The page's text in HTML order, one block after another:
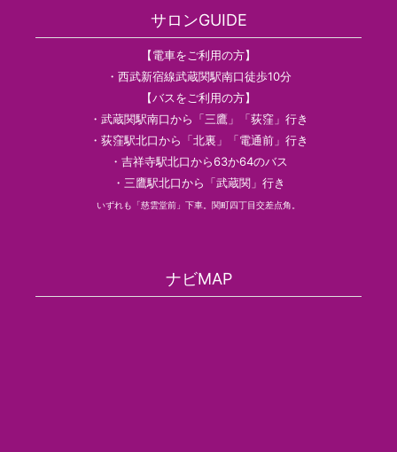
サロンGUIDE
【電車をご利用の方】
・西武新宿線武蔵関駅南口徒歩10分
【バスをご利用の方】
・武蔵関駅南口から「三鷹」「荻窪」行き
・荻窪駅北口から「北裏」「電通前」行き
・吉祥寺駅北口から63か64のバス
・三鷹駅北口から「武蔵関」行き
いずれも「慈雲堂前」下車。関町四丁目交差点角。
ナビMAP